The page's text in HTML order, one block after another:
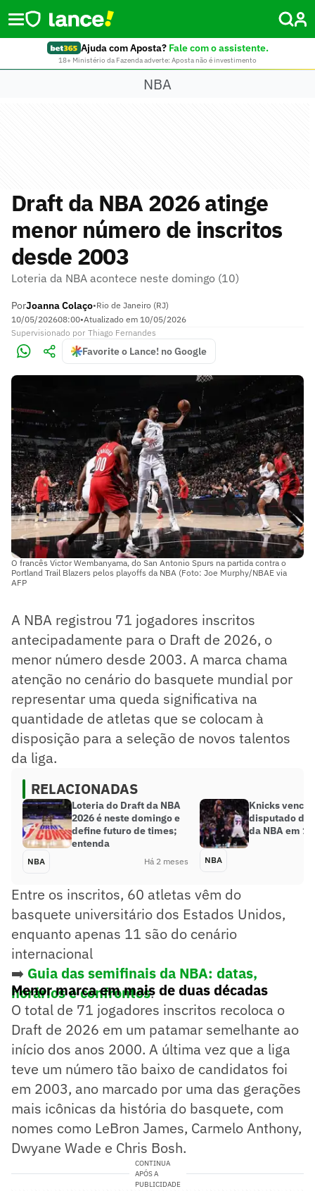
Ajuda com Aposta? Fale com o assistente.
18+ Ministério da Fazenda adverte: Aposta não é investimento
NBA
Draft da NBA 2026 atinge
menor número de inscritos
desde 2003
Loteria da NBA acontece neste domingo (10)
PorJoanna Colaço•Rio de Janeiro (RJ)
10/05/202608:00•Atualizado em 10/05/2026
Supervisionado por Thiago Fernandes
Favorite o Lance! no Google
O francês Victor Wembanyama, do San Antonio Spurs na partida contra o
Portland Trail Blazers pelos playoffs da NBA (Foto: Joe Murphy/NBAE via
AFP
A NBA registrou 71 jogadores inscritos
antecipadamente para o Draft de 2026, o
menor número desde 2003. A marca chama
atenção no cenário do basquete mundial por
representar uma queda significativa na
quantidade de atletas que se colocam à
disposição para a seleção de novos talentos
da liga.
RELACIONADAS
Loteria do Draft da NBA
2026 é neste domingo e
define futuro de times;
entenda
NBA Há 2 meses
Knicks
disputado
da NBA em
NBA
Entre os inscritos, 60 atletas vêm do
basquete universitário dos Estados Unidos,
enquanto apenas 11 são do cenário
internacional
➡️ Guia das semifinais da NBA: datas,
horários e confrontos.
Menor marca em mais de duas décadas
O total de 71 jogadores inscritos recoloca o
Draft de 2026 em um patamar semelhante ao
início dos anos 2000. A última vez que a liga
teve um número tão baixo de candidatos foi
em 2003, ano marcado por uma das gerações
mais icônicas da história do basquete, com
nomes como LeBron James, Carmelo Anthony,
Dwyane Wade e Chris Bosh.
CONTINUA
APÓS A
PUBLICIDADE